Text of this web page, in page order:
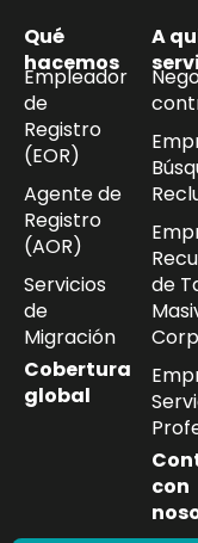
Qué
hacemos
Empleador
de
Registro
(EOR)
Agente de
Registro
(AOR)
Servicios
de
Migración
Cobertura
global
A
de
con